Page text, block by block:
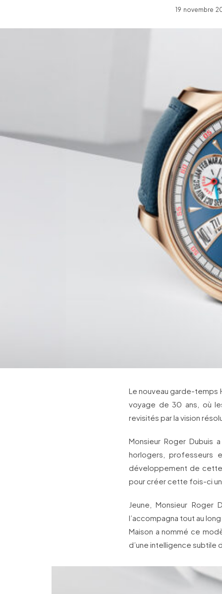
19 novembre
Le nouveau garde-temps
voyage de 30 ans, où
revisités par la vision
Monsieur Roger Dubuis
horlogers, professeurs
développement de
pour créer cette fois-ci
Jeune, Monsieur
l’accompagna tout au
Maison a nommé ce
d’une intelligence subtile